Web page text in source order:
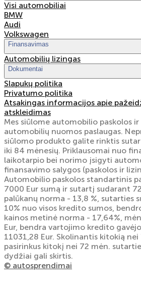
Visi automobiliai
BMW
Audi
Volkswagen
Finansavimas
Automobilių lizingas
Dokumentai
Slapukų politika
Privatumo politika
Atsakingas informacijos apie
atskleidimas
Mes siūlome automobilio paskolos
automobilių nuomos paslaugas.
siūlomo produkto galite rinktis
iki 84 mėnesių. Priklausomai nuo
laikotarpio bei norimo įsigyti
finansavimo salygos (paskolos ir
Automobilio paskolos standartinis
7000 Eur sumą ir sutartį sudarant
palūkanų norma - 13,8 %, sutarties
10% nuo visos kredito sumos,
kainos metinė norma - 17,64%,
Eur, bendra vartojimo kredito
11031,28 Eur. Skolinantis kitokią nei
pasirinkus kitokį nei 72 mėn.
dydžiai gali skirtis.
© autosprendimai